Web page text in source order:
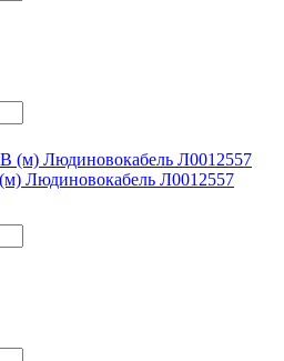
Людиновокабель Л0012557